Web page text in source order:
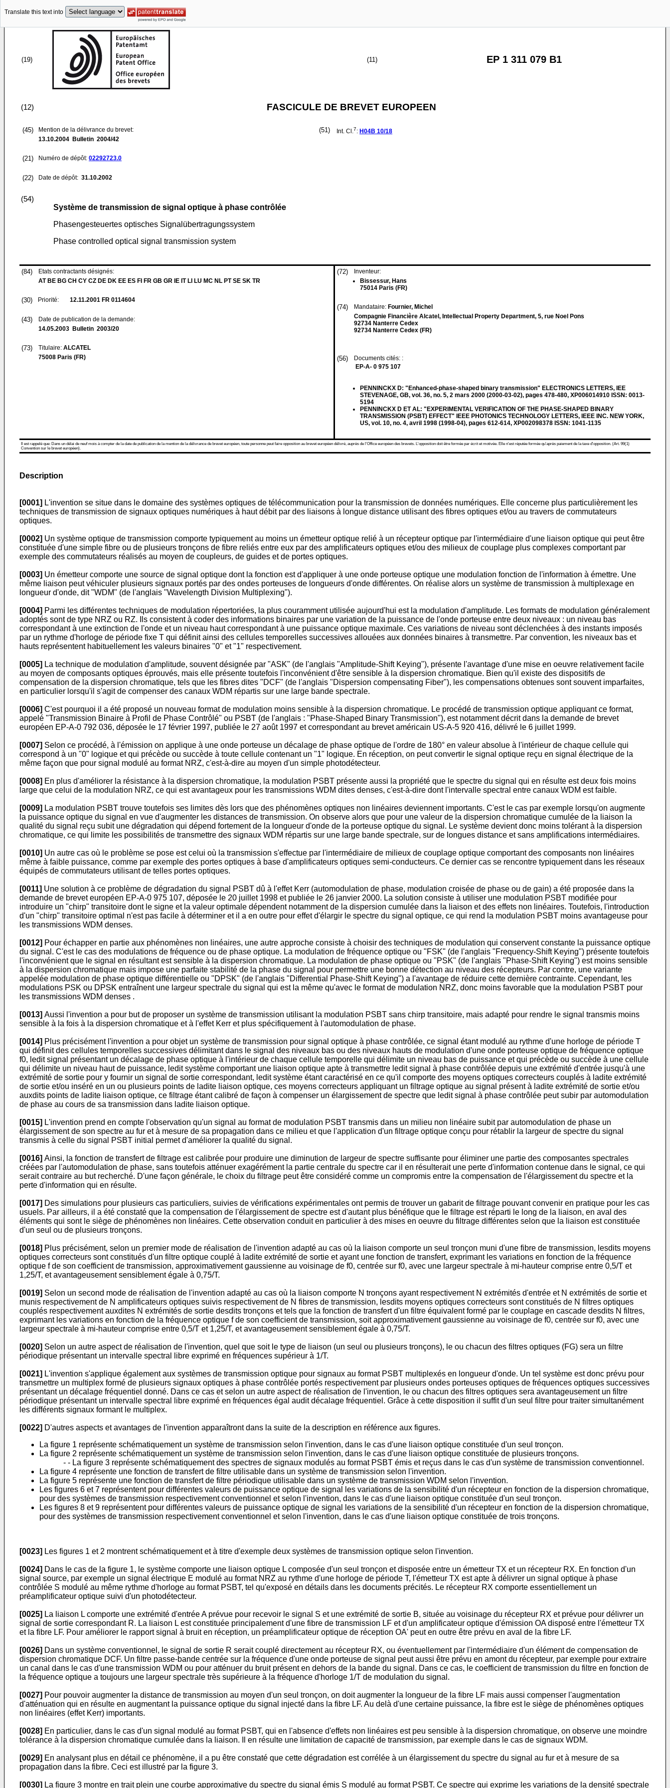
Translate this text into
(19) (11) EP 1 311 079 B1
(12) FASCICULE DE BREVET EUROPEEN
(45)
Mention de la délivrance du brevet:
13.10.2004 Bulletin 2004/42
(21) Numéro de dépôt: 02292723.0
(22) Date de dépôt: 31.10.2002
(51) Int. Cl.7: H04B 10/18
(54)
Système de transmission de signal optique à phase contrôlée
Phasengesteuertes optisches Signalübertragungssystem
Phase controlled optical signal transmission system
(84)
Etats contractants désignés:
AT BE BG CH CY CZ DE DK EE ES FI FR GB GR IE IT LI LU MC NL PT SE SK TR
(30) Priorité: 12.11.2001 FR 0114604
(43)
Date de publication de la demande:
14.05.2003 Bulletin 2003/20
(73) Titulaire: ALCATEL
75008 Paris (FR)
(72)
Inventeur:
Bissessur, Hans
75014 Paris (FR)
(74) Mandataire: Fournier, Michel
Compagnie Financière Alcatel, Intellectual Property Department, 5, rue Noel Pons
92734 Nanterre Cedex
92734 Nanterre Cedex (FR)
(56)
Documents cités: :
EP-A- 0 975 107
PENNINCKX D: "Enhanced-phase-shaped binary transmission" ELECTRONICS LETTERS, IEE
STEVENAGE, GB, vol. 36, no. 5, 2 mars 2000 (2000-03-02), pages 478-480, XP006014910 ISSN: 0013-
5194
PENNINCKX D ET AL: "EXPERIMENTAL VERIFICATION OF THE PHASE-SHAPED BINARY
TRANSMISSION (PSBT) EFFECT" IEEE PHOTONICS TECHNOLOGY LETTERS, IEEE INC. NEW YORK,
US, vol. 10, no. 4, avril 1998 (1998-04), pages 612-614, XP002098378 ISSN: 1041-1135
Il est rappelé que: Dans un délai de neuf mois à compter de la date de publication de la mention de la délivrance de brevet européen, toute personne peut faire opposition au brevet européen délivré, auprès de l'Office européen des brevets. L'opposition doit être formée par écrit et motivée. Elle n'est réputée formée qu'après paiement de la taxe d'opposition. (Art. 99(1)
Convention sur le brevet européen).
Description
[0001] L'invention se situe dans le domaine des systèmes optiques de télécommunication pour la transmission de données numériques. Elle concerne plus particulièrement les
techniques de transmission de signaux optiques numériques à haut débit par des liaisons à longue distance utilisant des fibres optiques et/ou au travers de commutateurs
optiques.
[0002] Un système optique de transmission comporte typiquement au moins un émetteur optique relié à un récepteur optique par l'intermédiaire d'une liaison optique qui peut être
constituée d'une simple fibre ou de plusieurs tronçons de fibre reliés entre eux par des amplificateurs optiques et/ou des milieux de couplage plus complexes comportant par
exemple des commutateurs réalisés au moyen de coupleurs, de guides et de portes optiques.
[0003] Un émetteur comporte une source de signal optique dont la fonction est d'appliquer à une onde porteuse optique une modulation fonction de l'information à émettre. Une
même liaison peut véhiculer plusieurs signaux portés par des ondes porteuses de longueurs d'onde différentes. On réalise alors un système de transmission à multiplexage en
longueur d'onde, dit "WDM" (de l'anglais "Wavelength Division Multiplexing").
[0004] Parmi les différentes techniques de modulation répertoriées, la plus couramment utilisée aujourd'hui est la modulation d'amplitude. Les formats de modulation généralement
adoptés sont de type NRZ ou RZ. Ils consistent à coder des informations binaires par une variation de la puissance de l'onde porteuse entre deux niveaux : un niveau bas
correspondant à une extinction de l'onde et un niveau haut correspondant à une puissance optique maximale. Ces variations de niveau sont déclenchées à des instants imposés
par un rythme d'horloge de période fixe T qui définit ainsi des cellules temporelles successives allouées aux données binaires à transmettre. Par convention, les niveaux bas et
hauts représentent habituellement les valeurs binaires "0" et "1" respectivement.
[0005] La technique de modulation d'amplitude, souvent désignée par "ASK" (de l'anglais "Amplitude-Shift Keying"), présente l'avantage d'une mise en oeuvre relativement facile
au moyen de composants optiques éprouvés, mais elle présente toutefois l'inconvénient d'être sensible à la dispersion chromatique. Bien qu'il existe des dispositifs de
compensation de la dispersion chromatique, tels que les fibres dites "DCF" (de l'anglais "Dispersion compensating Fiber"), les compensations obtenues sont souvent imparfaites,
en particulier lorsqu'il s'agit de compenser des canaux WDM répartis sur une large bande spectrale.
[0006] C'est pourquoi il a été proposé un nouveau format de modulation moins sensible à la dispersion chromatique. Le procédé de transmission optique appliquant ce format,
appelé "Transmission Binaire à Profil de Phase Contrôlé" ou PSBT (de l'anglais : "Phase-Shaped Binary Transmission"), est notamment décrit dans la demande de brevet
européen EP-A-0 792 036, déposée le 17 février 1997, publiée le 27 août 1997 et correspondant au brevet américain US-A-5 920 416, délivré le 6 juillet 1999.
[0007] Selon ce procédé, à l'émission on applique à une onde porteuse un décalage de phase optique de l'ordre de 180° en valeur absolue à l'intérieur de chaque cellule qui
correspond à un "0" logique et qui précède ou succède à toute cellule contenant un "1" logique. En réception, on peut convertir le signal optique reçu en signal électrique de la
même façon que pour signal modulé au format NRZ, c'est-à-dire au moyen d'un simple photodétecteur.
[0008] En plus d'améliorer la résistance à la dispersion chromatique, la modulation PSBT présente aussi la propriété que le spectre du signal qui en résulte est deux fois moins
large que celui de la modulation NRZ, ce qui est avantageux pour les transmissions WDM dites denses, c'est-à-dire dont l'intervalle spectral entre canaux WDM est faible.
[0009] La modulation PSBT trouve toutefois ses limites dès lors que des phénomènes optiques non linéaires deviennent importants. C'est le cas par exemple lorsqu'on augmente
la puissance optique du signal en vue d'augmenter les distances de transmission. On observe alors que pour une valeur de la dispersion chromatique cumulée de la liaison la
qualité du signal reçu subit une dégradation qui dépend fortement de la longueur d'onde de la porteuse optique du signal. Le système devient donc moins tolérant à la dispersion
chromatique, ce qui limite les possibilités de transmettre des signaux WDM répartis sur une large bande spectrale, sur de longues distance et sans amplifications intermédiaires.
[0010] Un autre cas où le problème se pose est celui où la transmission s'effectue par l'intermédiaire de milieux de couplage optique comportant des composants non linéaires
même à faible puissance, comme par exemple des portes optiques à base d'amplificateurs optiques semi-conducteurs. Ce dernier cas se rencontre typiquement dans les réseaux
équipés de commutateurs utilisant de telles portes optiques.
[0011] Une solution à ce problème de dégradation du signal PSBT dû à l'effet Kerr (automodulation de phase, modulation croisée de phase ou de gain) a été proposée dans la
demande de brevet européen EP-A-0 975 107, déposée le 20 juillet 1998 et publiée le 26 janvier 2000. La solution consiste à utiliser une modulation PSBT modifiée pour
introduire un "chirp" transitoire dont le signe et la valeur optimale dépendent notamment de la dispersion cumulée dans la liaison et des effets non linéaires. Toutefois, l'introduction
d'un "chirp" transitoire optimal n'est pas facile à déterminer et il a en outre pour effet d'élargir le spectre du signal optique, ce qui rend la modulation PSBT moins avantageuse pour
les transmissions WDM denses.
[0012] Pour échapper en partie aux phénomènes non linéaires, une autre approche consiste à choisir des techniques de modulation qui conservent constante la puissance optique
du signal. C'est le cas des modulations de fréquence ou de phase optique. La modulation de fréquence optique ou "FSK" (de l'anglais "Frequency-Shift Keying") présente toutefois
l'inconvénient que le signal en résultant est sensible à la dispersion chromatique. La modulation de phase optique ou "PSK" (de l'anglais "Phase-Shift Keying") est moins sensible
à la dispersion chromatique mais impose une parfaite stabilité de la phase du signal pour permettre une bonne détection au niveau des récepteurs. Par contre, une variante
appelée modulation de phase optique différentielle ou "DPSK" (de l'anglais "Differential Phase-Shift Keying") a l'avantage de réduire cette dernière contrainte. Cependant, les
modulations PSK ou DPSK entraînent une largeur spectrale du signal qui est la même qu'avec le format de modulation NRZ, donc moins favorable que la modulation PSBT pour
les transmissions WDM denses .
[0013] Aussi l'invention a pour but de proposer un système de transmission utilisant la modulation PSBT sans chirp transitoire, mais adapté pour rendre le signal transmis moins
sensible à la fois à la dispersion chromatique et à l'effet Kerr et plus spécifiquement à l'automodulation de phase.
[0014] Plus précisément l'invention a pour objet un système de transmission pour signal optique à phase contrôlée, ce signal étant modulé au rythme d'une horloge de période T
qui définit des cellules temporelles successives délimitant dans le signal des niveaux bas ou des niveaux hauts de modulation d'une onde porteuse optique de fréquence optique
f0, ledit signal présentant un décalage de phase optique à l'intérieur de chaque cellule temporelle qui délimite un niveau bas de puissance et qui précède ou succède à une cellule
qui délimite un niveau haut de puissance, ledit système comportant une liaison optique apte à transmettre ledit signal à phase contrôlée depuis une extrémité d'entrée jusqu'à une
extrémité de sortie pour y fournir un signal de sortie correspondant, ledit système étant caractérisé en ce qu'il comporte des moyens optiques correcteurs couplés à ladite extrémité
de sortie et/ou inséré en un ou plusieurs points de ladite liaison optique, ces moyens correcteurs appliquant un filtrage optique au signal présent à ladite extrémité de sortie et/ou
auxdits points de ladite liaison optique, ce filtrage étant calibré de façon à compenser un élargissement de spectre que ledit signal à phase contrôlée peut subir par automodulation
de phase au cours de sa transmission dans ladite liaison optique.
[0015] L'invention prend en compte l'observation qu'un signal au format de modulation PSBT transmis dans un milieu non linéaire subit par automodulation de phase un
élargissement de son spectre au fur et à mesure de sa propagation dans ce milieu et que l'application d'un filtrage optique conçu pour rétablir la largeur de spectre du signal
transmis à celle du signal PSBT initial permet d'améliorer la qualité du signal.
[0016] Ainsi, la fonction de transfert de filtrage est calibrée pour produire une diminution de largeur de spectre suffisante pour éliminer une partie des composantes spectrales
créées par l'automodulation de phase, sans toutefois atténuer exagérément la partie centrale du spectre car il en résulterait une perte d'information contenue dans le signal, ce qui
serait contraire au but recherché. D'une façon générale, le choix du filtrage peut être considéré comme un compromis entre la compensation de l'élargissement du spectre et la
perte d'information qui en résulte.
[0017] Des simulations pour plusieurs cas particuliers, suivies de vérifications expérimentales ont permis de trouver un gabarit de filtrage pouvant convenir en pratique pour les cas
usuels. Par ailleurs, il a été constaté que la compensation de l'élargissement de spectre est d'autant plus bénéfique que le filtrage est réparti le long de la liaison, en aval des
éléments qui sont le siège de phénomènes non linéaires. Cette observation conduit en particulier à des mises en oeuvre du filtrage différentes selon que la liaison est constituée
d'un seul ou de plusieurs tronçons.
[0018] Plus précisément, selon un premier mode de réalisation de l'invention adapté au cas où la liaison comporte un seul tronçon muni d'une fibre de transmission, lesdits moyens
optiques correcteurs sont constitués d'un filtre optique couplé à ladite extrémité de sortie et ayant une fonction de transfert, exprimant les variations en fonction de la fréquence
optique f de son coefficient de transmission, approximativement gaussienne au voisinage de f0, centrée sur f0, avec une largeur spectrale à mi-hauteur comprise entre 0,5/T et
1,25/T, et avantageusement sensiblement égale à 0,75/T.
[0019] Selon un second mode de réalisation de l'invention adapté au cas où la liaison comporte N tronçons ayant respectivement N extrémités d'entrée et N extrémités de sortie et
munis respectivement de N amplificateurs optiques suivis respectivement de N fibres de transmission, lesdits moyens optiques correcteurs sont constitués de N filtres optiques
couplés respectivement auxdites N extrémités de sortie desdits tronçons et tels que la fonction de transfert d'un filtre équivalent formé par le couplage en cascade desdits N filtres,
exprimant les variations en fonction de la fréquence optique f de son coefficient de transmission, soit approximativement gaussienne au voisinage de f0, centrée sur f0, avec une
largeur spectrale à mi-hauteur comprise entre 0,5/T et 1,25/T, et avantageusement sensiblement égale à 0,75/T.
[0020] Selon un autre aspect de réalisation de l'invention, quel que soit le type de liaison (un seul ou plusieurs tronçons), le ou chacun des filtres optiques (FG) sera un filtre
périodique présentant un intervalle spectral libre exprimé en fréquences supérieur à 1/T.
[0021] L'invention s'applique également aux systèmes de transmission optique pour signaux au format PSBT multiplexés en longueur d'onde. Un tel système est donc prévu pour
transmettre un multiplex formé de plusieurs signaux optiques à phase contrôlée portés respectivement par plusieurs ondes porteuses optiques de fréquences optiques successives
présentant un décalage fréquentiel donné. Dans ce cas et selon un autre aspect de réalisation de l'invention, le ou chacun des filtres optiques sera avantageusement un filtre
périodique présentant un intervalle spectral libre exprimé en fréquences égal audit décalage fréquentiel. Grâce à cette disposition il suffit d'un seul filtre pour traiter simultanément
les différents signaux formant le multiplex.
[0022] D'autres aspects et avantages de l'invention apparaîtront dans la suite de la description en référence aux figures.
La figure 1 représente schématiquement un système de transmission selon l'invention, dans le cas d'une liaison optique constituée d'un seul tronçon.
La figure 2 représente schématiquement un système de transmission selon l'invention, dans le cas d'une liaison optique constituée de plusieurs tronçons.
- - La figure 3 représente schématiquement des spectres de signaux modulés au format PSBT émis et reçus dans le cas d'un système de transmission conventionnel.
La figure 4 représente une fonction de transfert de filtre utilisable dans un système de transmission selon l'invention.
La figure 5 représente une fonction de transfert de filtre périodique utilisable dans un système de transmission WDM selon l'invention.
Les figures 6 et 7 représentent pour différentes valeurs de puissance optique de signal les variations de la sensibilité d'un récepteur en fonction de la dispersion chromatique,
pour des systèmes de transmission respectivement conventionnel et selon l'invention, dans le cas d'une liaison optique constituée d'un seul tronçon.
Les figures 8 et 9 représentent pour différentes valeurs de puissance optique de signal les variations de la sensibilité d'un récepteur en fonction de la dispersion chromatique,
pour des systèmes de transmission respectivement conventionnel et selon l'invention, dans le cas d'une liaison optique constituée de trois tronçons.
[0023] Les figures 1 et 2 montrent schématiquement et à titre d'exemple deux systèmes de transmission optique selon l'invention.
[0024] Dans le cas de la figure 1, le système comporte une liaison optique L composée d'un seul tronçon et disposée entre un émetteur TX et un récepteur RX. En fonction d'un
signal source, par exemple un signal électrique E modulé au format NRZ au rythme d'une horloge de période T, l'émetteur TX est apte à délivrer un signal optique à phase
contrôlée S modulé au même rythme d'horloge au format PSBT, tel qu'exposé en détails dans les documents précités. Le récepteur RX comporte essentiellement un
préamplificateur optique suivi d'un photodétecteur.
[0025] La liaison L comporte une extrémité d'entrée A prévue pour recevoir le signal S et une extrémité de sortie B, située au voisinage du récepteur RX et prévue pour délivrer un
signal de sortie correspondant R. La liaison L est constituée principalement d'une fibre de transmission LF et d'un amplificateur optique d'émission OA disposé entre l'émetteur TX
et la fibre LF. Pour améliorer le rapport signal à bruit en réception, un préamplificateur optique de réception OA' peut en outre être prévu en aval de la fibre LF.
[0026] Dans un système conventionnel, le signal de sortie R serait couplé directement au récepteur RX, ou éventuellement par l'intermédiaire d'un élément de compensation de
dispersion chromatique DCF. Un filtre passe-bande centrée sur la fréquence d'une onde porteuse de signal peut aussi être prévu en amont du récepteur, par exemple pour extraire
un canal dans le cas d'une transmission WDM ou pour atténuer du bruit présent en dehors de la bande du signal. Dans ce cas, le coefficient de transmission du filtre en fonction de
la fréquence optique a toujours une largeur spectrale très supérieure à la fréquence d'horloge 1/T de modulation du signal.
[0027] Pour pouvoir augmenter la distance de transmission au moyen d'un seul tronçon, on doit augmenter la longueur de la fibre LF mais aussi compenser l'augmentation
d'atténuation qui en résulte en augmentant la puissance optique du signal injecté dans la fibre LF. Au delà d'une certaine puissance, la fibre est le siège de phénomènes optiques
non linéaires (effet Kerr) importants.
[0028] En particulier, dans le cas d'un signal modulé au format PSBT, qui en l'absence d'effets non linéaires est peu sensible à la dispersion chromatique, on observe une moindre
tolérance à la dispersion chromatique cumulée dans la liaison. Il en résulte une limitation de capacité de transmission, par exemple dans le cas de signaux WDM.
[0029] En analysant plus en détail ce phénomène, il a pu être constaté que cette dégradation est corrélée à un élargissement du spectre du signal au fur et à mesure de sa
propagation dans la fibre. Ceci est illustré par la figure 3.
[0030] La figure 3 montre en trait plein une courbe approximative du spectre du signal émis S modulé au format PSBT. Ce spectre qui exprime les variations de la densité spectrale